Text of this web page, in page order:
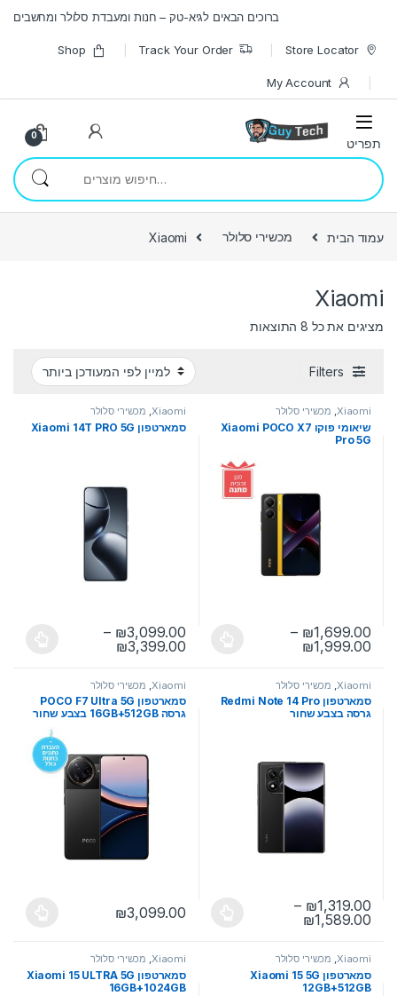
ברוכים הבאים לגיא-טק – חנות ומעבדת סלולר ומחשבים
Store Locator
Track Your Order
Shop
My Account
0
חיפוש עבור:
עמוד הבית מכשירי סלולר Xiaomi
Xiaomi
מציגים את כל ⁦8⁩ התוצאות ממוין לפי הפריט העדכני ביותר
Filters
Xiaomi
, מכשירי סלולר
שיאומי פוקו Xiaomi POCO X7
Pro 5G
₪1,699.00
–
₪1,999.00 טווח מחירים: ⁦₪1,699.00⁩ עד ⁦₪1,999.00⁩
למוצר זה יש מספר סוגים. ניתן לבחור את האפשרויות בעמוד המוצר
Xiaomi
, מכשירי סלולר
סמארטפון Xiaomi 14T PRO 5G
₪3,099.00
–
₪3,399.00 טווח מחירים: ⁦₪3,099.00⁩ עד ⁦₪3,399.00⁩
למוצר זה יש מספר סוגים. ניתן
Xiaomi מכשירי סלולר
סמארטפון Redmi Note 14 Pro
גרסה בצבע שחור
₪1,319.00
–
₪1,589.00 טווח מחירים: ⁦₪1,319.00⁩ עד ⁦₪1,589.00⁩
למוצר זה יש מספר סוגים. ניתן לבחור את האפשרויות בעמוד המוצר
Xiaomi מכשירי סלולר
סמארטפון POCO F7 Ultra 5G
גרסה 16GB+512GB בצבע שחור
₪3,099.00
למוצר זה יש מספר סוגים. ניתן
Xiaomi
, מכשירי סלולר
סמארטפון Xiaomi 15 5G
12GB+512GB
Xiaomi
, מכשירי סלולר
סמארטפון Xiaomi 15 ULTRA 5G
16GB+1024GB